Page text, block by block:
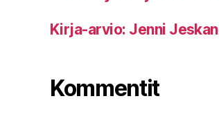
Kirja-arvio: Jenni
Kommentit